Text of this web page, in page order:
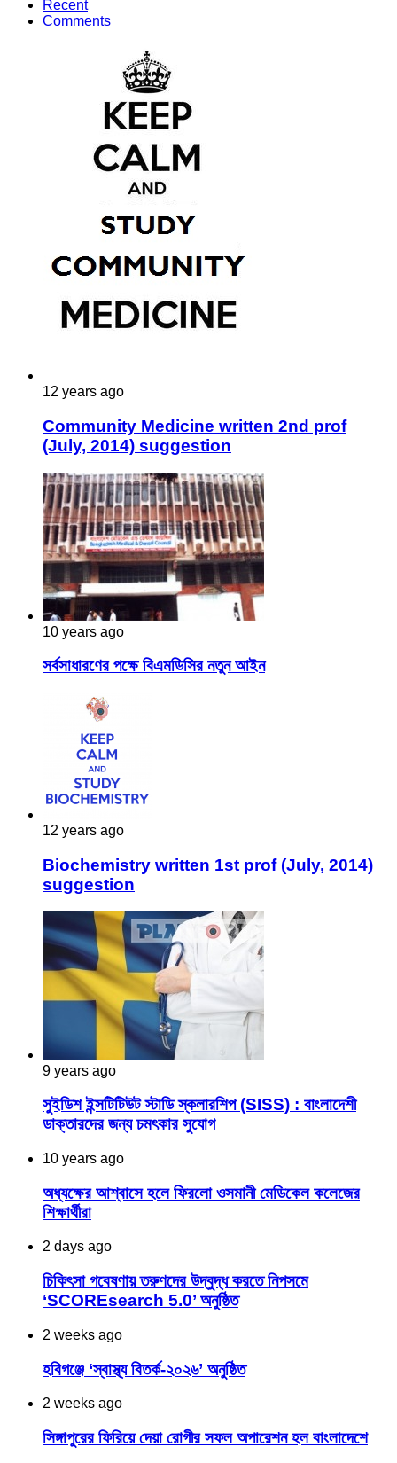
Recent
Comments
12 years ago
Community Medicine written 2nd prof
(July, 2014) suggestion
10 years ago
সর্বসাধারণের পক্ষে বিএমডিসির নতুন আইন
12 years ago
Biochemistry written 1st prof (July, 2014)
suggestion
9 years ago
সুইডিশ ইন্সটিটিউট স্টাডি স্কলারশিপ (SISS) : বাংলাদেশী
ডাক্তারদের জন্য চমৎকার সুযোগ
10 years ago
অধ্যক্ষের আশ্বাসে হলে ফিরলো ওসমানী মেডিকেল কলেজের
শিক্ষার্থীরা
2 days ago
চিকিৎসা গবেষণায় তরুণদের উদ্বুদ্ধ করতে নিপসমে
‘SCOREsearch 5.0’ অনুষ্ঠিত
2 weeks ago
হবিগঞ্জে ‘স্বাস্থ্য বিতর্ক-২০২৬’ অনুষ্ঠিত
2 weeks ago
সিঙ্গাপুরের ফিরিয়ে দেয়া রোগীর সফল অপারেশন হল বাংলাদেশে